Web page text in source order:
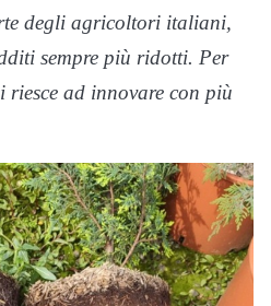
degli agricoltori italiani,
sempre più ridotti. Per
riesce ad innovare con più